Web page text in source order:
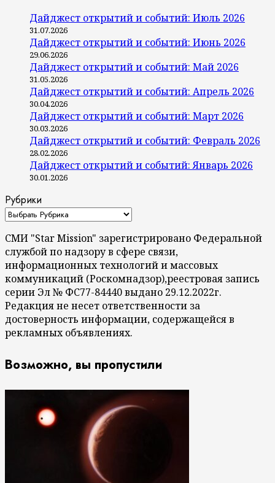
Дайджест открытий и событий: Июль 2026
31.07.2026
Дайджест открытий и событий: Июнь 2026
29.06.2026
Дайджест открытий и событий: Май 2026
31.05.2026
Дайджест открытий и событий: Апрель 2026
30.04.2026
Дайджест открытий и событий: Март 2026
30.03.2026
Дайджест открытий и событий: Февраль 2026
28.02.2026
Дайджест открытий и событий: Январь 2026
30.01.2026
Рубрики
СМИ "Star Mission" зарегистрировано Федеральной
службой по надзору в сфере связи,
информационных технологий и массовых
коммуникаций (Роскомнадзор),реестровая запись
серии Эл № ФС77-84440 выдано 29.12.2022г.
Редакция не несет ответственности за
достоверность информации, содержащейся в
рекламных объявлениях.
Возможно, вы пропустили